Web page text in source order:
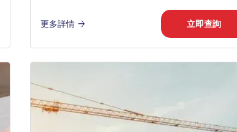
更多詳情 立即查詢